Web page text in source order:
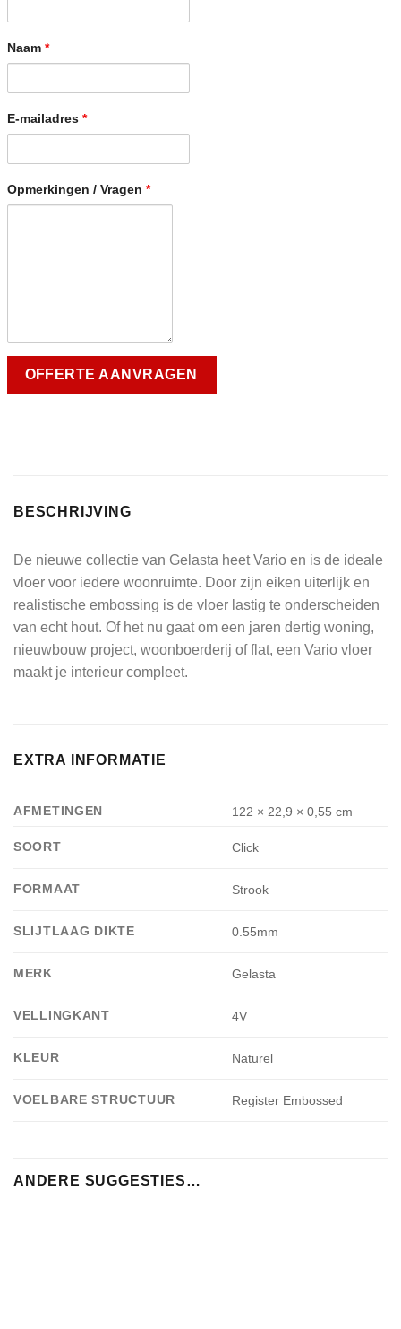
Naam *
E-mailadres *
Opmerkingen / Vragen *
BESCHRIJVING
De nieuwe collectie van Gelasta heet Vario en is de ideale
vloer voor iedere woonruimte. Door zijn eiken uiterlijk en
realistische embossing is de vloer lastig te onderscheiden
van echt hout. Of het nu gaat om een jaren dertig woning,
nieuwbouw project, woonboerderij of flat, een Vario vloer
maakt je interieur compleet.
EXTRA INFORMATIE
AFMETINGEN 122 × 22,9 × 0,55 cm
SOORT Click
FORMAAT Strook
SLIJTLAAG DIKTE 0.55mm
MERK Gelasta
VELLINGKANT 4V
KLEUR Naturel
VOELBARE STRUCTUUR Register Embossed
ANDERE SUGGESTIES…